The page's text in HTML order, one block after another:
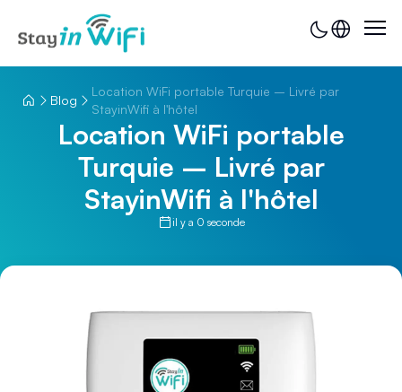
Blog
Location WiFi portable Turquie – Livré par
StayinWifi à l'hôtel
Location WiFi portable
Turquie – Livré par
StayinWifi à l'hôtel
il y a 0 seconde